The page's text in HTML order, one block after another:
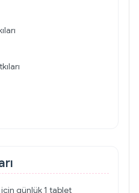
için günlük 1 tablet